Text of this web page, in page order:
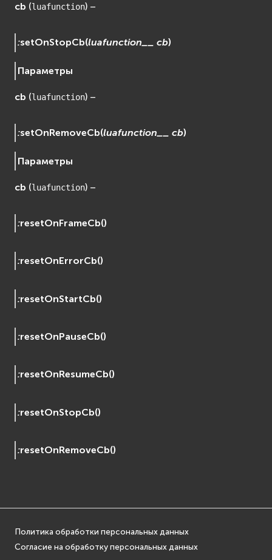
cb (luafunction) –
:setOnStopCb(luafunction__ cb)
Параметры
cb (luafunction) –
:setOnRemoveCb(luafunction__ cb)
Параметры
cb (luafunction) –
:resetOnFrameCb()
:resetOnErrorCb()
:resetOnStartCb()
:resetOnPauseCb()
:resetOnResumeCb()
:resetOnStopCb()
:resetOnRemoveCb()
Политика обработки персональных данных
Согласие на обработку персональных данных